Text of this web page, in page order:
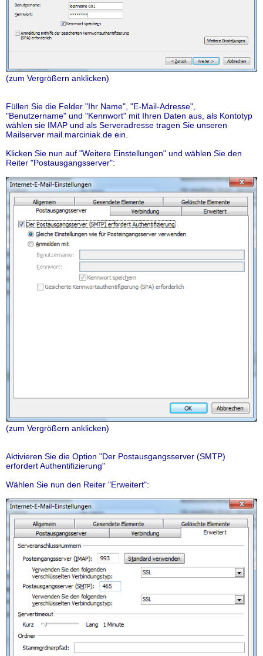
(zum Vergrößern anklicken)
Füllen Sie die Felder "Ihr Name", "E-Mail-Adresse",
"Benutzername" und "Kennwort" mit Ihren Daten aus, als Kontotyp
wählen sie IMAP und als Serveradresse tragen Sie unseren
Mailserver mail.marciniak.de ein.
Klicken Sie nun auf "Weitere Einstellungen" und wählen Sie den
Reiter "Postausgangsserver":
(zum Vergrößern anklicken)
Aktivieren Sie die Option "Der Postausgangsserver (SMTP)
erfordert Authentifizierung"
Wählen Sie nun den Reiter "Erweitert":